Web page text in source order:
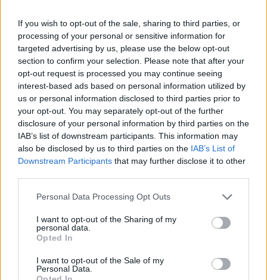
If you wish to opt-out of the sale, sharing to third parties, or
processing of your personal or sensitive information for
targeted advertising by us, please use the below opt-out
section to confirm your selection. Please note that after your
opt-out request is processed you may continue seeing
interest-based ads based on personal information utilized by
us or personal information disclosed to third parties prior to
your opt-out. You may separately opt-out of the further
disclosure of your personal information by third parties on the
IAB’s list of downstream participants. This information may
also be disclosed by us to third parties on the IAB’s List of
Downstream Participants that may further disclose it to other
Personal Data Processing Opt Outs
I want to opt-out of the Sharing of my
personal data.
Opted In
I want to opt-out of the Sale of my
Personal Data.
Commenti
Accedioregistratiper commentare questo
L'email è richiesta ma non verrà mostrata ai visitatori. Il contenuto di questo
commento esprime il pensiero dell'autore e non rappresenta la linea editoriale
di VareseNews.it, che rimane autonoma e indipendente. I messaggi inclusi nei
che includano uno o più link a siti esterni verranno rimossi in automatico dal